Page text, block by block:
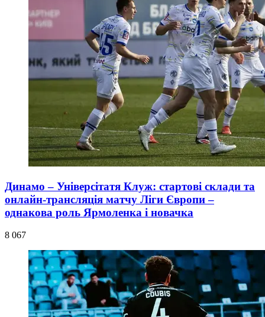
Динамо – Універсітатя Клуж: стартові склади та
онлайн-трансляція матчу Ліги Європи –
однакова роль Ярмоленка і новачка
8 067